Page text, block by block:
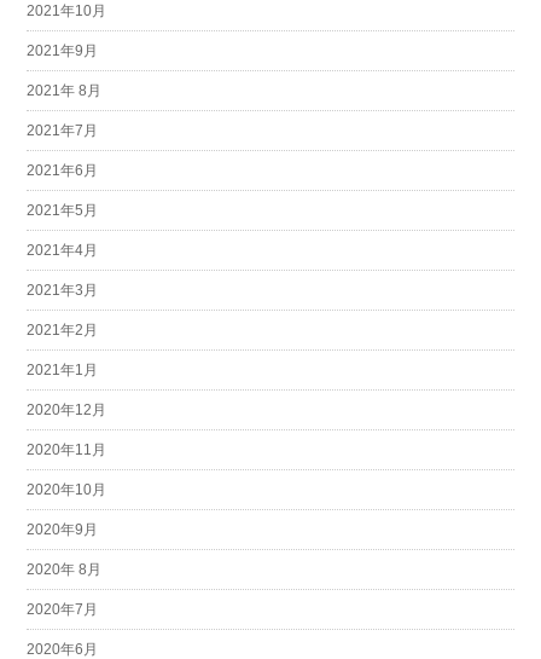
2021年10月
2021年9月
2021年 8月
2021年7月
2021年6月
2021年5月
2021年4月
2021年3月
2021年2月
2021年1月
2020年12月
2020年11月
2020年10月
2020年9月
2020年 8月
2020年7月
2020年6月